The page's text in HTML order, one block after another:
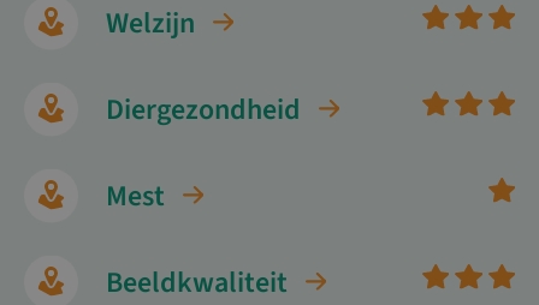
Welzijn
Diergezondheid
Mest
Beeldkwaliteit